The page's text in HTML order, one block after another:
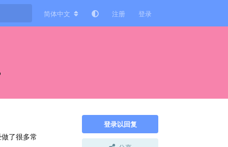
简体中文 注册 登录
登录以回复
了很多常